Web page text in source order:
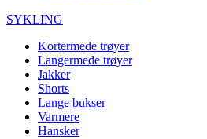
SYKLING
Kortermede trøyer
Langermede trøyer
Jakker
Shorts
Lange bukser
Varmere
Hansker